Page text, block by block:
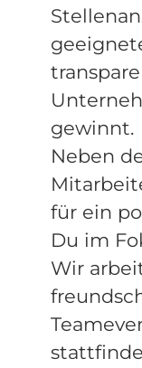
gewinnt.
Neben
für ein
Du im
Wir